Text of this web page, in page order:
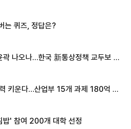
는 퀴즈, 정답은?
나오나…한국 新통상정책 교두보 활
키운다…산업부 15개 과제 180억 지
밥' 참여 200개 대학 선정